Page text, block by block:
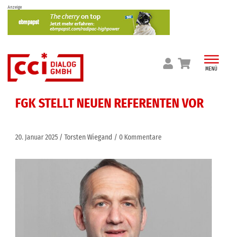
Skip
content
Anzeige
MENÜ
FGK STELLT NEUEN REFERENTEN VOR
20. Januar 2025 Torsten Wiegand 0 Kommentare